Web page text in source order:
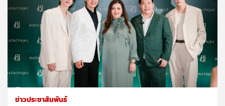
ข่าวประชาสัมพันธ์